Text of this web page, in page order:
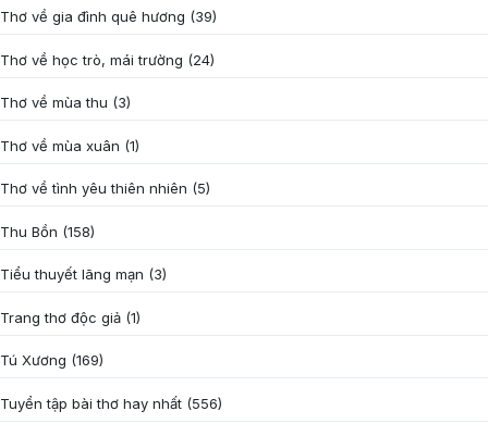
Thơ về gia đình quê hương (39)
Thơ về học trò, mái trường (24)
Thơ về mùa thu (3)
Thơ về mùa xuân (1)
Thơ về tình yêu thiên nhiên (5)
Thu Bồn (158)
Tiểu thuyết lãng mạn (3)
Trang thơ độc giả (1)
Tú Xương (169)
Tuyển tập bài thơ hay nhất (556)